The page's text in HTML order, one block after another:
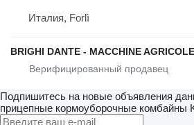
Италия, Forlì
BRIGHI DANTE - MACCHINE AGRICOLE
Подпишитесь на новые объявления
прицепные кормоуборочные комбайны